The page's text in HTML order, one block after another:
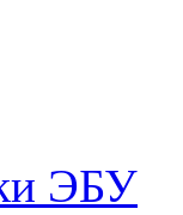
ЭБУ